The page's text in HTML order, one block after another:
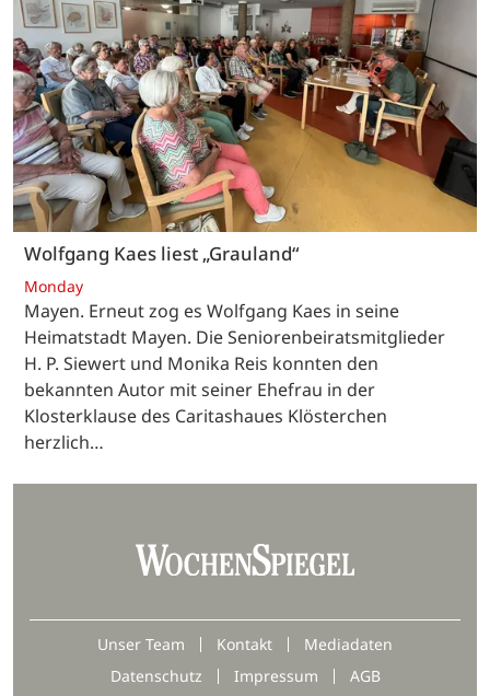
Wolfgang Kaes liest „Grauland“
Monday
Mayen. Erneut zog es Wolfgang Kaes in seine
Heimatstadt Mayen. Die Seniorenbeiratsmitglieder
H. P. Siewert und Monika Reis konnten den
bekannten Autor mit seiner Ehefrau in der
Klosterklause des Caritashaues Klösterchen
herzlich…
Unser Team Kontakt
Mediadaten
Datenschutz
Impressum AGB